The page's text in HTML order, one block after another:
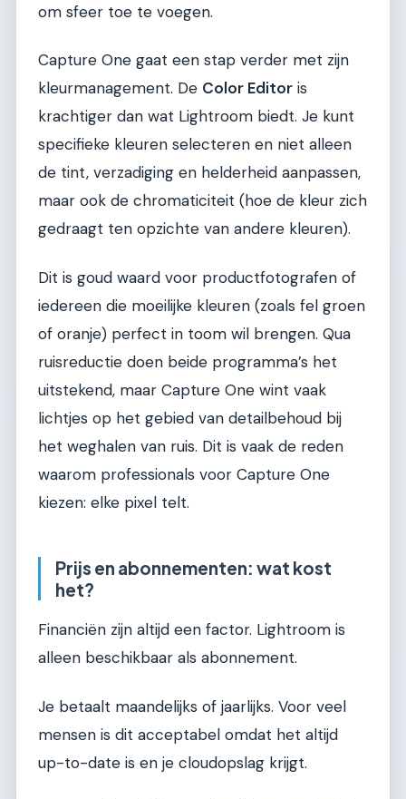
om sfeer toe te voegen.
Capture One gaat een stap verder met zijn
kleurmanagement. De Color Editor is
krachtiger dan wat Lightroom biedt. Je kunt
specifieke kleuren selecteren en niet alleen
de tint, verzadiging en helderheid aanpassen,
maar ook de chromaticiteit (hoe de kleur zich
gedraagt ten opzichte van andere kleuren).
Dit is goud waard voor productfotografen of
iedereen die moeilijke kleuren (zoals fel groen
of oranje) perfect in toom wil brengen. Qua
ruisreductie doen beide programma’s het
uitstekend, maar Capture One wint vaak
lichtjes op het gebied van detailbehoud bij
het weghalen van ruis. Dit is vaak de reden
waarom professionals voor Capture One
kiezen: elke pixel telt.
Prijs en abonnementen: wat kost
het?
Financiën zijn altijd een factor. Lightroom is
alleen beschikbaar als abonnement.
Je betaalt maandelijks of jaarlijks. Voor veel
mensen is dit acceptabel omdat het altijd
up-to-date is en je cloudopslag krijgt.